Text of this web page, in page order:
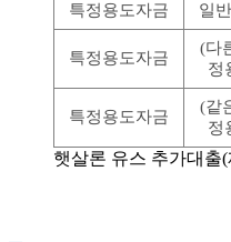
특정용도자금 일
특정용도자금
(다
정
특정용도자금
(같
정
햇살론 유스 추가대출